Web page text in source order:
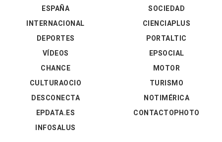
ESPAÑA
INTERNACIONAL
DEPORTES
VÍDEOS
SOCIEDAD
CIENCIAPLUS
PORTALTIC
EPSOCIAL
CHANCE
CULTURAOCIO
DESCONECTA
EPDATA.ES
INFOSALUS
MOTOR
TURISMO
NOTIMÉRICA
CONTACTOPHOTO